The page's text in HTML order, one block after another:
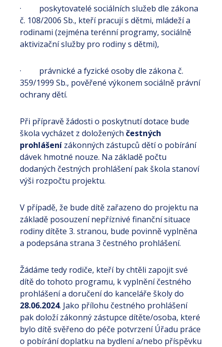
· poskytovatelé sociálních služeb dle zákona
č. 108/2006 Sb., kteří pracují s dětmi, mládeží a
rodinami (zejména terénní programy, sociálně
aktivizační služby pro rodiny s dětmi),
· právnické a fyzické osoby dle zákona č.
359/1999 Sb., pověřené výkonem sociálně právní
ochrany dětí.
Při přípravě žádosti o poskytnutí dotace bude
škola vycházet z doložených čestných
prohlášení zákonných zástupců dětí o pobírání
dávek hmotné nouze. Na základě počtu
dodaných čestných prohlášení pak škola stanoví
výši rozpočtu projektu.
V případě, že bude dítě zařazeno do projektu na
základě posouzení nepříznivé finanční situace
rodiny dítěte 3. stranou, bude povinně vyplněna
a podepsána strana 3 čestného prohlášení.
Žádáme tedy rodiče, kteří by chtěli zapojit své
dítě do tohoto programu, k vyplnění čestného
prohlášení a doručení do kanceláře školy do
28.06.2024. Jako přílohu čestného prohlášení
pak doloží zákonný zástupce dítěte/osoba, které
bylo dítě svěřeno do péče potvrzení Úřadu práce
o pobírání doplatku na bydlení a/nebo příspěvku